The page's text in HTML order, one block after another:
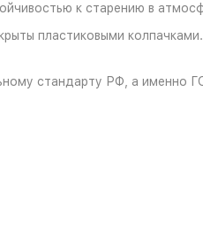
к старению в
пластиковыми
стандарту РФ, а